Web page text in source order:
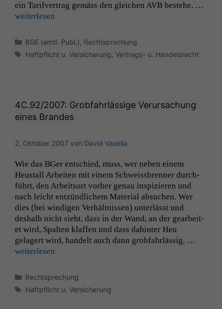
ein Tar­ifver­trag gemäss den gle­ichen AVB beste­he. …
weit­er­lesen
Kategorien
BGE (amtl. Publ.) Rechtsprechung
Schlagwörter
Haftpflicht u. Versicherung ,Vertrags- u. Handelsrecht
4C.92/2007: Grobfahrlässige Verursachung
eines Brandes
2. Oktober 2007 von David Vasella
Wie das BGer entsch­ied, muss, wer neben einem
Heustall Arbeit­en mit einem Schweiss­bren­ner durch­
führt, den Arbeit­sort vorher genau inspizieren und
nach leicht entzündlichem Mate­r­i­al absuchen. Wer
dies (bei windi­gen Ver­hält­nis­sen) unter­lässt und
deshalb nicht sieht, dass in der Wand, an der gear­beit­
et wird, Spal­ten klaf­fen und dass dahin­ter Heu
gelagert wird, han­delt auch dann grob­fahrläs­sig, …
weit­er­lesen
Kategorien
Rechtsprechung
Schlagwörter
Haftpflicht u. Versicherung